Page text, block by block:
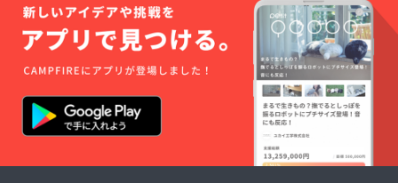
詳細は
トップ
に掲載
してい
る動画
をご確
認くだ
さい
れが
あった
場合実
施出来
ない可
能性が
ありま
す ❏オ
ルアク
リルス
タンド
げてほ
しい名
前を備
考欄に
記入お
願いし
ます、
記入忘
あった
場合個
人名な